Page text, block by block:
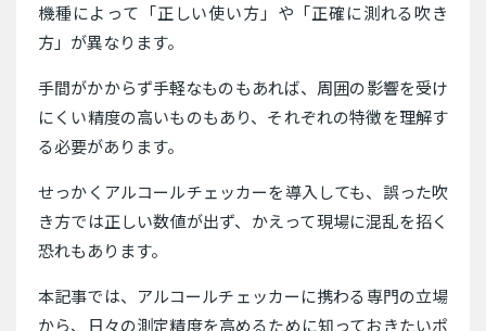
機種によって「正しい使い方」や「正確に測れる吹き
方」が異なります。
手間がかからず手軽なものもあれば、周囲の影響を受け
にくい精度の高いものもあり、それぞれの特徴を理解す
る必要があります。
せっかくアルコールチェッカーを導入しても、誤った吹
き方では正しい数値が出ず、かえって現場に混乱を招く
恐れもあります。
本記事では、アルコールチェッカーに携わる専門の立場
から、日々の測定精度を高めるために知っておきたいポ